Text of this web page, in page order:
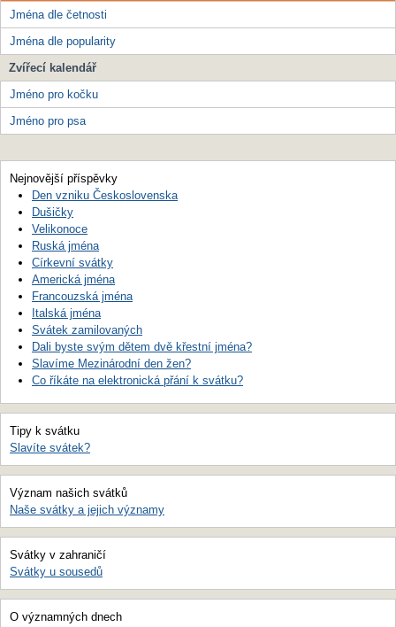
Jména dle četnosti
Jména dle popularity
Zvířecí kalendář
Jméno pro kočku
Jméno pro psa
Nejnovější příspěvky
Den vzniku Československa
Dušičky
Velikonoce
Ruská jména
Církevní svátky
Americká jména
Francouzská jména
Italská jména
Svátek zamilovaných
Dali byste svým dětem dvě křestní jména?
Slavíme Mezinárodní den žen?
Co říkáte na elektronická přání k svátku?
Tipy k svátku
Slavíte svátek?
Význam našich svátků
Naše svátky a jejich významy
Svátky v zahraničí
Svátky u sousedů
O významných dnech